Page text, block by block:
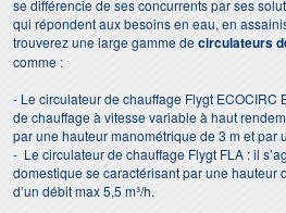
se différencie de ses concurrents par ses
qui répondent aux besoins en eau, en
trouverez une large gamme decirculateurs
comme :
- Le circulateur de chauffage Flygt ECOCIRC
de chauffage à vitesse variable à haut
par une hauteur manométrique de 3 m et par
- Le circulateur de chauffage Flygt FLA : il
domestique se caractérisant par une hauteur
d’un débit max 5,5 m³/h.